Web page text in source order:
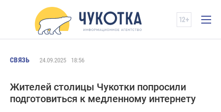
СВЯЗЬ 24.09.2025 18:56
Жителей столицы Чукотки попросили
подготовиться к медленному интернету